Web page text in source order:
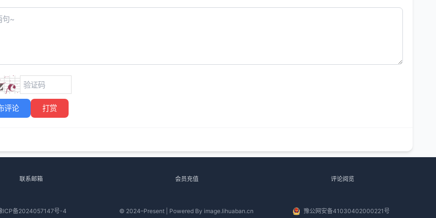
评论 打赏
联系邮箱 会员充值 评论阅览
ICP备2024057147号-4 © 2024–Present | Powered By image.lihuaban.cn 豫公网安备41030402000221号